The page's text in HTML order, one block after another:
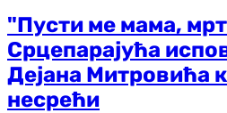
"Пусти ме мама,
Срцепарајућа
Дејана Митровића
несрећи